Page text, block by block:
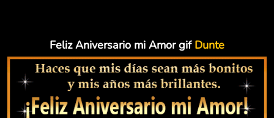
Feliz Aniversario mi Amor gif Dunte